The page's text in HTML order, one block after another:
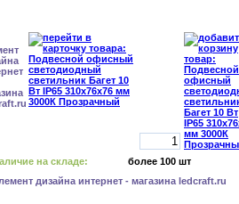
на складе: более 100 шт